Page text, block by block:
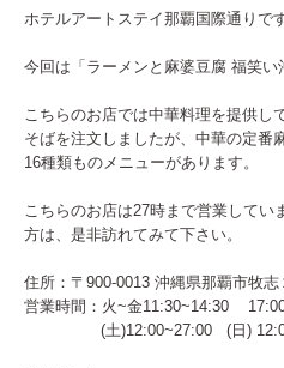
ホテルアートステイ那覇国際通りです
今回は「ラーメンと麻婆豆腐 福笑い
こちらのお店では中華料理を提供し
そばを注文しましたが、中華の定番
16種類ものメニューがあります。
こちらのお店は27時まで営業してい
方は、是非訪れてみて下さい。
住所：〒900-0013 沖縄県那覇市牧志
営業時間：火~金11:30~14:30
(土)12:00~27:00 (日)